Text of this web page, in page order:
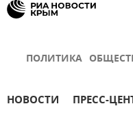
ПОЛИТИКА
НОВОСТИ ПРЕСС-